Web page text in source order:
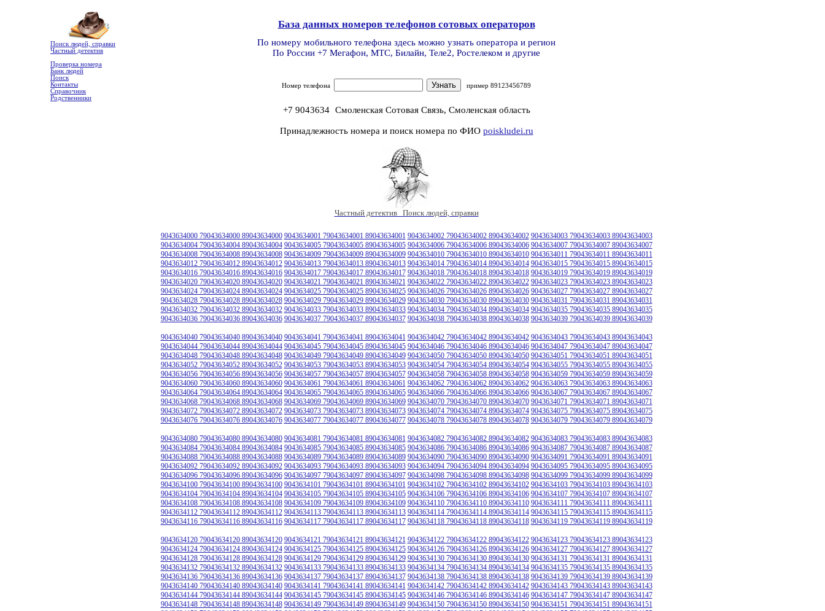
Поиск людей, справки
Частный детектив
Проверка номера
Банк людей
Поиск
Контакты
Справочник
Родственники
База данных номеров телефонов сотовых операторов
По номеру мобильного телефона здесь можно узнать оператора и регион
По России +7 Мегафон, МТС, Билайн, Теле2, Ростелеком и другие
Номер телефона пример 89123456789
+7 9043634 Смоленская Сотовая Связь, Смоленская область
Принадлежность номера и поиск номера по ФИО poiskludei.ru
Частный детектив Поиск людей, справки
9043634000 79043634000 89043634000 9043634001 79043634001 89043634001 9043634002 79043634002 89043634002 9043634003 79043634003 89043634003
9043634004 79043634004 89043634004 9043634005 79043634005 89043634005 9043634006 79043634006 89043634006 9043634007 79043634007 89043634007
9043634008 79043634008 89043634008 9043634009 79043634009 89043634009 9043634010 79043634010 89043634010 9043634011 79043634011 89043634011
9043634012 79043634012 89043634012 9043634013 79043634013 89043634013 9043634014 79043634014 89043634014 9043634015 79043634015 89043634015
9043634016 79043634016 89043634016 9043634017 79043634017 89043634017 9043634018 79043634018 89043634018 9043634019 79043634019 89043634019
9043634020 79043634020 89043634020 9043634021 79043634021 89043634021 9043634022 79043634022 89043634022 9043634023 79043634023 89043634023
9043634024 79043634024 89043634024 9043634025 79043634025 89043634025 9043634026 79043634026 89043634026 9043634027 79043634027 89043634027
9043634028 79043634028 89043634028 9043634029 79043634029 89043634029 9043634030 79043634030 89043634030 9043634031 79043634031 89043634031
9043634032 79043634032 89043634032 9043634033 79043634033 89043634033 9043634034 79043634034 89043634034 9043634035 79043634035 89043634035
9043634036 79043634036 89043634036 9043634037 79043634037 89043634037 9043634038 79043634038 89043634038 9043634039 79043634039 89043634039
9043634040 79043634040 89043634040 9043634041 79043634041 89043634041 9043634042 79043634042 89043634042 9043634043 79043634043 89043634043
9043634044 79043634044 89043634044 9043634045 79043634045 89043634045 9043634046 79043634046 89043634046 9043634047 79043634047 89043634047
9043634048 79043634048 89043634048 9043634049 79043634049 89043634049 9043634050 79043634050 89043634050 9043634051 79043634051 89043634051
9043634052 79043634052 89043634052 9043634053 79043634053 89043634053 9043634054 79043634054 89043634054 9043634055 79043634055 89043634055
9043634056 79043634056 89043634056 9043634057 79043634057 89043634057 9043634058 79043634058 89043634058 9043634059 79043634059 89043634059
9043634060 79043634060 89043634060 9043634061 79043634061 89043634061 9043634062 79043634062 89043634062 9043634063 79043634063 89043634063
9043634064 79043634064 89043634064 9043634065 79043634065 89043634065 9043634066 79043634066 89043634066 9043634067 79043634067 89043634067
9043634068 79043634068 89043634068 9043634069 79043634069 89043634069 9043634070 79043634070 89043634070 9043634071 79043634071 89043634071
9043634072 79043634072 89043634072 9043634073 79043634073 89043634073 9043634074 79043634074 89043634074 9043634075 79043634075 89043634075
9043634076 79043634076 89043634076 9043634077 79043634077 89043634077 9043634078 79043634078 89043634078 9043634079 79043634079 89043634079
9043634080 79043634080 89043634080 9043634081 79043634081 89043634081 9043634082 79043634082 89043634082 9043634083 79043634083 89043634083
9043634084 79043634084 89043634084 9043634085 79043634085 89043634085 9043634086 79043634086 89043634086 9043634087 79043634087 89043634087
9043634088 79043634088 89043634088 9043634089 79043634089 89043634089 9043634090 79043634090 89043634090 9043634091 79043634091 89043634091
9043634092 79043634092 89043634092 9043634093 79043634093 89043634093 9043634094 79043634094 89043634094 9043634095 79043634095 89043634095
9043634096 79043634096 89043634096 9043634097 79043634097 89043634097 9043634098 79043634098 89043634098 9043634099 79043634099 89043634099
9043634100 79043634100 89043634100 9043634101 79043634101 89043634101 9043634102 79043634102 89043634102 9043634103 79043634103 89043634103
9043634104 79043634104 89043634104 9043634105 79043634105 89043634105 9043634106 79043634106 89043634106 9043634107 79043634107 89043634107
9043634108 79043634108 89043634108 9043634109 79043634109 89043634109 9043634110 79043634110 89043634110 9043634111 79043634111 89043634111
9043634112 79043634112 89043634112 9043634113 79043634113 89043634113 9043634114 79043634114 89043634114 9043634115 79043634115 89043634115
9043634116 79043634116 89043634116 9043634117 79043634117 89043634117 9043634118 79043634118 89043634118 9043634119 79043634119 89043634119
9043634120 79043634120 89043634120 9043634121 79043634121 89043634121 9043634122 79043634122 89043634122 9043634123 79043634123 89043634123
9043634124 79043634124 89043634124 9043634125 79043634125 89043634125 9043634126 79043634126 89043634126 9043634127 79043634127 89043634127
9043634128 79043634128 89043634128 9043634129 79043634129 89043634129 9043634130 79043634130 89043634130 9043634131 79043634131 89043634131
9043634132 79043634132 89043634132 9043634133 79043634133 89043634133 9043634134 79043634134 89043634134 9043634135 79043634135 89043634135
9043634136 79043634136 89043634136 9043634137 79043634137 89043634137 9043634138 79043634138 89043634138 9043634139 79043634139 89043634139
9043634140 79043634140 89043634140 9043634141 79043634141 89043634141 9043634142 79043634142 89043634142 9043634143 79043634143 89043634143
9043634144 79043634144 89043634144 9043634145 79043634145 89043634145 9043634146 79043634146 89043634146 9043634147 79043634147 89043634147
9043634148 79043634148 89043634148 9043634149 79043634149 89043634149 9043634150 79043634150 89043634150 9043634151 79043634151 89043634151